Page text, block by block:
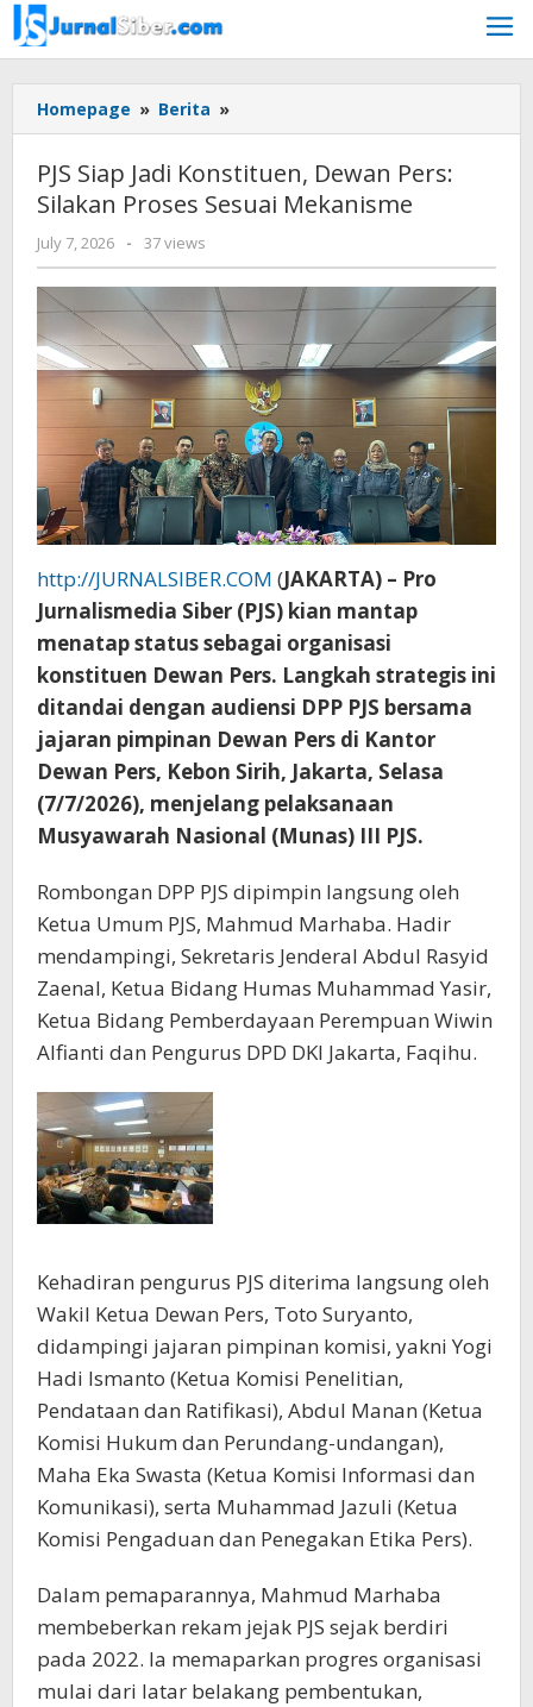
Skip
to
content
Homepage » Berita »
Siap
Konstituen,
Dewan
Proses
Sesuai
Mekanisme
PJS Siap Jadi Konstituen, Dewan Pers:
Silakan Proses Sesuai Mekanisme
July 7, 2026
by
Budiyanto
- 37 views
http://JURNALSIBER.COM (JAKARTA) – Pro
Jurnalismedia Siber (PJS) kian mantap
menatap status sebagai organisasi
konstituen Dewan Pers. Langkah strategis ini
ditandai dengan audiensi DPP PJS bersama
jajaran pimpinan Dewan Pers di Kantor
Dewan Pers, Kebon Sirih, Jakarta, Selasa
(7/7/2026), menjelang pelaksanaan
Musyawarah Nasional (Munas) III PJS.
Rombongan DPP PJS dipimpin langsung oleh
Ketua Umum PJS, Mahmud Marhaba. Hadir
mendampingi, Sekretaris Jenderal Abdul Rasyid
Zaenal, Ketua Bidang Humas Muhammad Yasir,
Ketua Bidang Pemberdayaan Perempuan Wiwin
Alfianti dan Pengurus DPD DKI Jakarta, Faqihu.
Kehadiran pengurus PJS diterima langsung oleh
Wakil Ketua Dewan Pers, Toto Suryanto,
didampingi jajaran pimpinan komisi, yakni Yogi
Hadi Ismanto (Ketua Komisi Penelitian,
Pendataan dan Ratifikasi), Abdul Manan (Ketua
Komisi Hukum dan Perundang-undangan),
Maha Eka Swasta (Ketua Komisi Informasi dan
Komunikasi), serta Muhammad Jazuli (Ketua
Komisi Pengaduan dan Penegakan Etika Pers).
Dalam pemaparannya, Mahmud Marhaba
membeberkan rekam jejak PJS sejak berdiri
pada 2022. Ia memaparkan progres organisasi
mulai dari latar belakang pembentukan,